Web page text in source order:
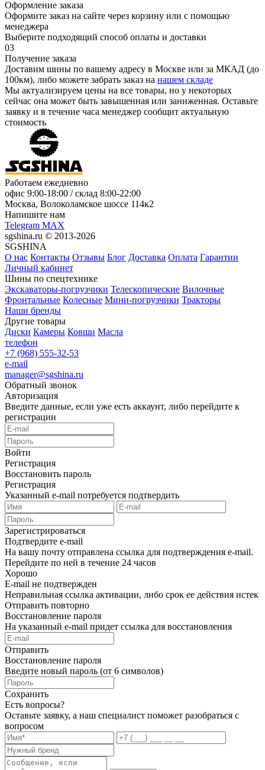
Оформление заказа
Оформите заказ на сайте через корзину или с помощью
менеджера
Выберите подходящий способ оплаты и доставки
03
Получение заказа
Доставим шины по вашему адресу в Москве или за МКАД (до
100км), либо можете забрать заказ на нашем складе
Мы актуализируем цены на все товары, но у некоторых
сейчас она может быть завышенная или заниженная. Оставьте
заявку и в течение часа менеджер сообщит актуальную
стоимость
Работаем ежедневно
офис 9:00-18:00 / склад 8:00-22:00
Москва, Волоколамское шоссе 114к2
Напишите нам
Telegram MAX
sgshina.ru © 2013-2026
SGSHINA
О нас Контакты Отзывы Блог Доставка Оплата Гарантии
Личный кабинет
Шины по спецтехнике
Экскаваторы-погрузчики Телескопические Вилочные
Фронтальные Колесные Мини-погрузчики Тракторы
Наши бренды
Другие товары
Диски Камеры Ковши Масла
телефон
+7 (968) 555-32-53
e-mail
manager@sgshina.ru
Обратный звонок
Авторизация
Введите данные, если уже есть аккаунт, либо перейдите к
регистрации
Войти
Регистрация
Восстановить пароль
Регистрация
Указанный e-mail потребуется подтвердить
Зарегистрироваться
Подтвердите e-mail
На вашу почту отправлена ссылка для подтверждения e-mail.
Перейдите по ней в течение 24 часов
Хорошо
E-mail не подтвержден
Неправильная ссылка активации, либо срок ее действия истек
Отправить повторно
Восстановление пароля
На указанный e-mail придет ссылка для восстановления
Отправить
Восстановление пароля
Введите новый пароль (от 6 символов)
Сохранить
Есть вопросы?
Оставьте заявку, а наш специалист поможет разобраться с
вопросом